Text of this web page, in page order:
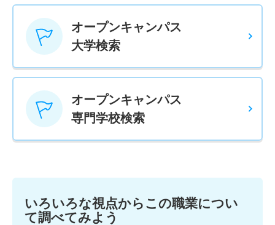
オープンキャンパス
大学検索
オープンキャンパス
専門学校検索
いろいろな視点からこの職業につい
て調べてみよう